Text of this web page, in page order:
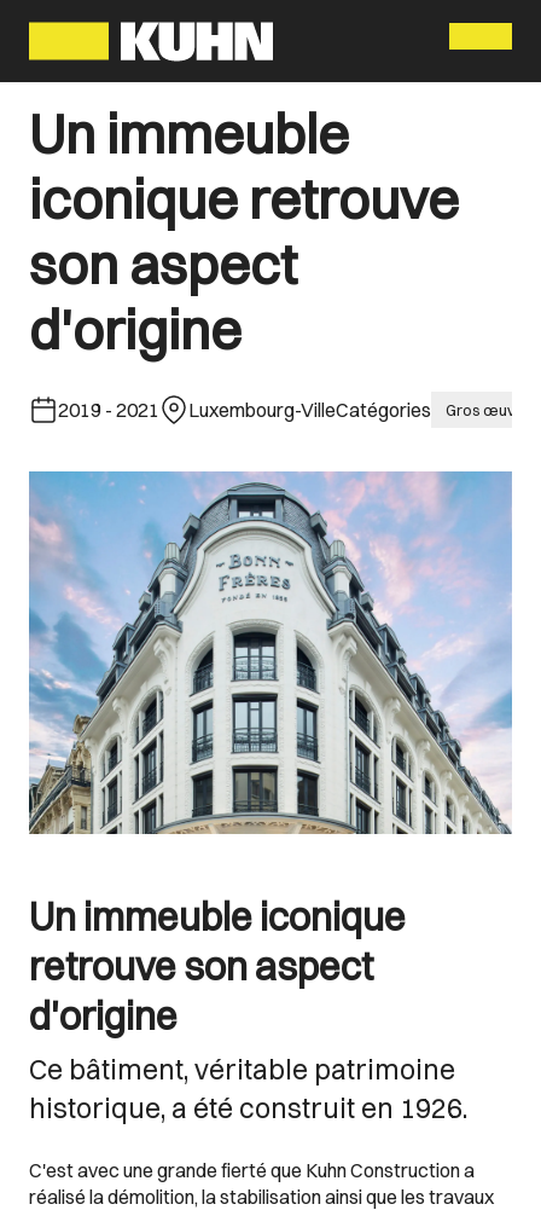
Un immeuble
iconique retrouve
son aspect
d'origine
2019 - 2021 Luxembourg-VilleCatégories Gros œuvre
Un immeuble iconique
retrouve son aspect
d'origine
Ce bâtiment, véritable patrimoine
historique, a été construit en 1926.
C'est avec une grande fierté que Kuhn Construction a
réalisé la démolition, la stabilisation ainsi que les travaux
Menu